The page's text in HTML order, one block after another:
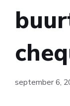
september 6,